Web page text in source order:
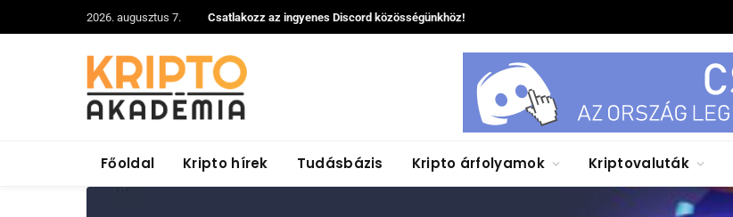
2026. augusztus 7. Csatlakozz az ingyenes Discord közösségünkhöz!
Főoldal Kripto hírek Tudásbázis Kripto árfolyamok Kriptovaluták